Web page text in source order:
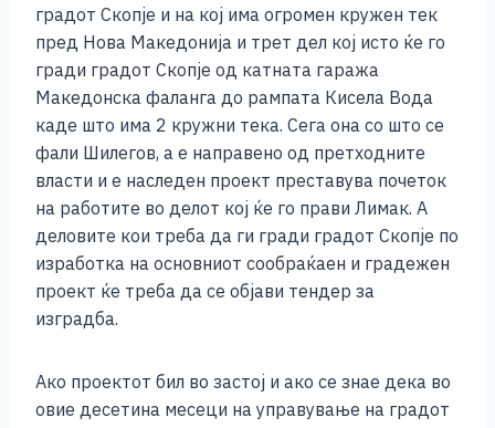
градот Скопје и на кој има огромен кружен тек
пред Нова Македонија и трет дел кој исто ќе го
гради градот Скопје од катната гаража
Македонска фаланга до рампата Кисела Вода
каде што има 2 кружни тека. Сега она со што се
фали Шилегов, а е направено од претходните
власти и е наследен проект преставува почеток
на работите во делот кој ќе го прави Лимак. А
деловите кои треба да ги гради градот Скопје по
изработка на основниот сообраќаен и градежен
проект ќе треба да се објави тендер за
изградба.
Ако проектот бил во застој и ако се знае дека во
овие десетина месеци на управување на градот